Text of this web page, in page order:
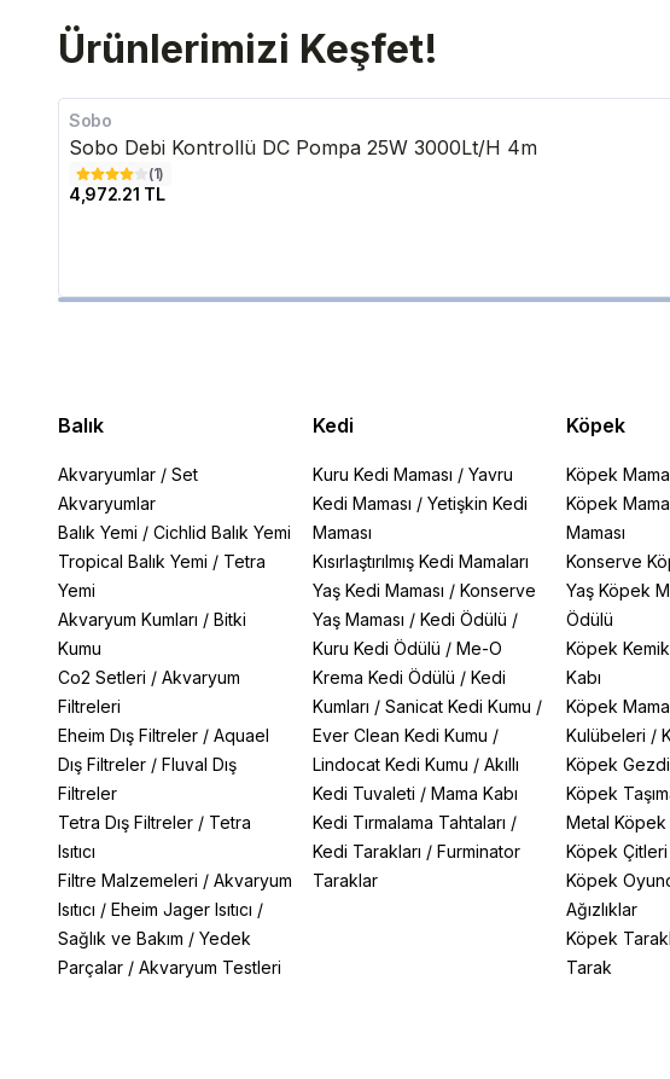
Ürünlerimizi Keşfet!
Sobo
Sobo Debi Kontrollü DC Pompa 25W 3000Lt/H 4m
(1)
4,972.21 TL
Balık
Akvaryumlar / Set
Akvaryumlar
Balık Yemi / Cichlid Balık Yemi
Tropical Balık Yemi / Tetra
Yemi
Akvaryum Kumları / Bitki
Kumu
Co2 Setleri / Akvaryum
Filtreleri
Eheim Dış Filtreler / Aquael
Dış Filtreler / Fluval Dış
Filtreler
Tetra Dış Filtreler / Tetra
Isıtıcı
Filtre Malzemeleri / Akvaryum
Isıtıcı / Eheim Jager Isıtıcı /
Sağlık ve Bakım / Yedek
Parçalar / Akvaryum Testleri
Kedi
Kuru Kedi Maması / Yavru
Kedi Maması / Yetişkin Kedi
Maması
Kısırlaştırılmış Kedi Mamaları
Yaş Kedi Maması / Konserve
Yaş Maması / Kedi Ödülü /
Kuru Kedi Ödülü / Me-O
Krema Kedi Ödülü / Kedi
Kumları / Sanicat Kedi Kumu /
Ever Clean Kedi Kumu /
Lindocat Kedi Kumu / Akıllı
Kedi Tuvaleti / Mama Kabı
Kedi Tırmalama Tahtaları /
Kedi Tarakları / Furminator
Taraklar
Köpek
Köpek
Köpek
Maması
Konserve
Yaş Köpek
Ödülü
Köpek Kemik
Kabı
Köpek Mama
Kulübeleri /
Köpek
Köpek
Metal
Köpek Çitleri
Köpek
Ağızlıklar
Köpek
Tarak